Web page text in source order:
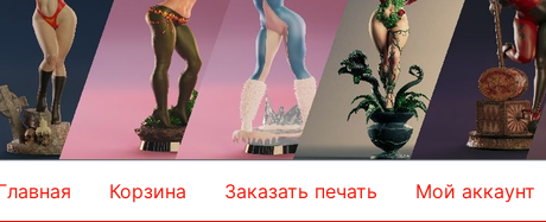
Корзина Заказать печать Мой аккаунт